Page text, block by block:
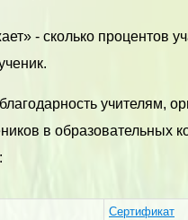
- сколько процентов
учителям,
в образовательных
Сертификат